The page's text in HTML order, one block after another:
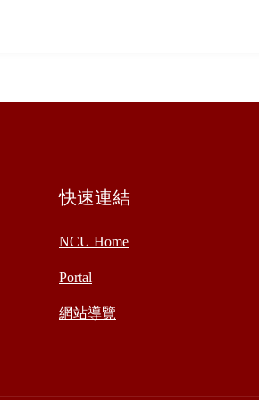
快速連結
NCU Home
Portal
網站導覽